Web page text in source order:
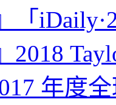
「
2018
年度